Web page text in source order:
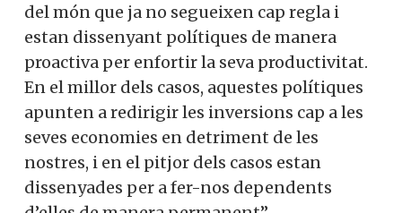
del món que ja no segueixen cap regla i
estan dissenyant polítiques de manera
proactiva per enfortir la seva productivitat.
En el millor dels casos, aquestes polítiques
apunten a redirigir les inversions cap a les
seves economies en detriment de les
nostres, i en el pitjor dels casos estan
dissenyades per a fer-nos dependents